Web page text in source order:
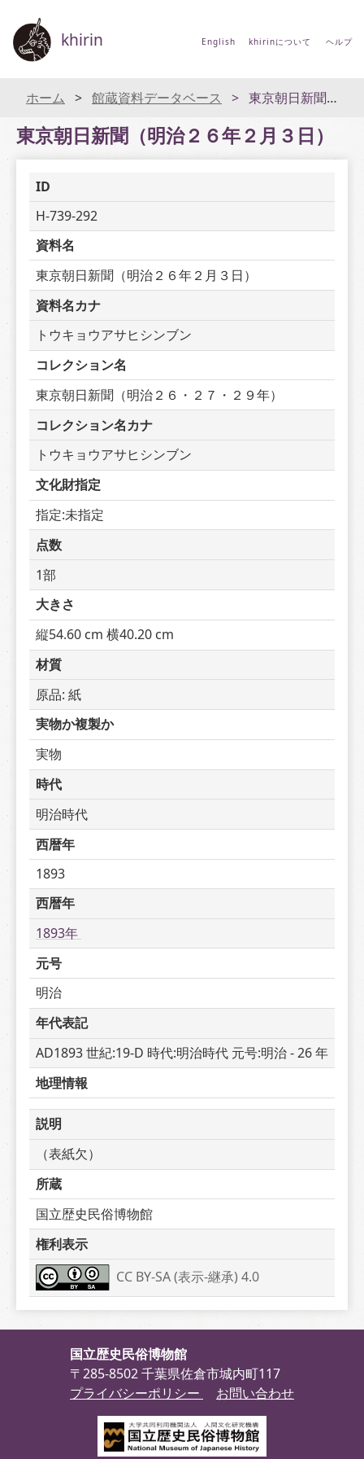
khirin English khirinについて ヘルプ
ホーム 館蔵資料データベース 東京朝日新聞（明治２６年２月３日）
東京朝日新聞（明治２６年２月３日）
ID
H-739-292
資料名
東京朝日新聞（明治２６年２月３日）
資料名カナ
トウキョウアサヒシンブン
コレクション名
東京朝日新聞（明治２６・２７・２９年）
コレクション名カナ
トウキョウアサヒシンブン
文化財指定
指定:未指定
点数
1部
大きさ
縦54.60 cm 横40.20 cm
材質
原品: 紙
実物か複製か
実物
時代
明治時代
西暦年
1893
西暦年
1893年
元号
明治
年代表記
AD1893 世紀:19-D 時代:明治時代 元号:明治 - 26 年
地理情報
説明
（表紙欠）
所蔵
国立歴史民俗博物館
権利表示
CC BY-SA (表示-継承) 4.0
国立歴史民俗博物館
〒285-8502 千葉県佐倉市城内町117
プライバシーポリシー
お問い合わせ